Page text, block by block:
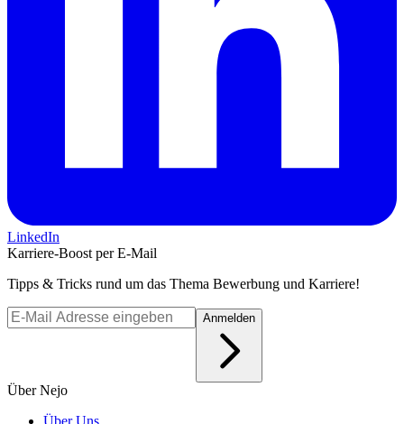
LinkedIn
Karriere-Boost per E-Mail
Tipps & Tricks rund um das Thema Bewerbung und Karriere!
Anmelden
Über Nejo